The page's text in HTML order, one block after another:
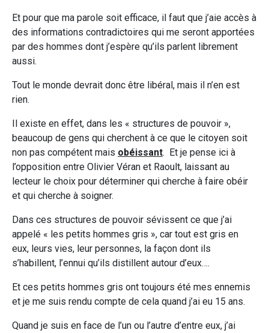
Et pour que ma parole soit efficace, il faut que j’aie accès à
des informations contradictoires qui me seront apportées
par des hommes dont j’espère qu’ils parlent librement
aussi.
Tout le monde devrait donc être libéral, mais il n’en est
rien.
Il existe en effet, dans les « structures de pouvoir »,
beaucoup de gens qui cherchent à ce que le citoyen soit
non pas compétent mais obéissant. Et je pense ici à
l’opposition entre Olivier Véran et Raoult, laissant au
lecteur le choix pour déterminer qui cherche à faire obéir
et qui cherche à soigner.
Dans ces structures de pouvoir sévissent ce que j’ai
appelé « les petits hommes gris », car tout est gris en
eux, leurs vies, leur personnes, la façon dont ils
s’habillent, l’ennui qu’ils distillent autour d’eux….
Et ces petits hommes gris ont toujours été mes ennemis
et je me suis rendu compte de cela quand j’ai eu 15 ans.
Quand je suis en face de l’un ou l’autre d’entre eux, j’ai